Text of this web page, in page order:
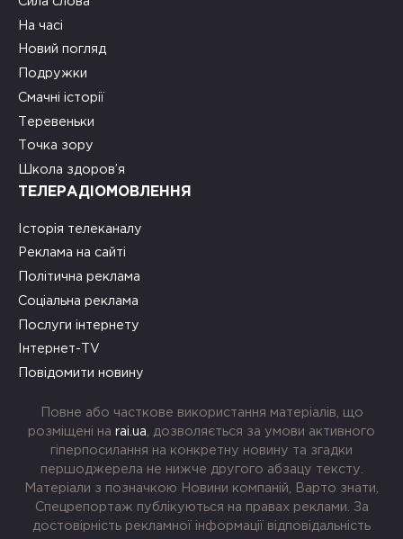
На часі
Новий погляд
Подружки
Смачні історії
Теревеньки
Точка зору
Школа здоров’я
ТЕЛЕРАДІОМОВЛЕННЯ
Історія телеканалу
Реклама на сайті
Політична реклама
Соціальна реклама
Послуги інтернету
Інтернет-TV
Повідомити новину
Повне або часткове використання матеріалів, що
розміщені на rai.ua , дозволяється за умови активного
гіперпосилання на конкретну новину та згадки
першоджерела не нижче другого абзацу тексту.
Матеріали з позначкою Новини компаній, Варто знати,
Спецрепортаж публікуються на правах реклами. За
достовірність рекламної інформації відповідальність